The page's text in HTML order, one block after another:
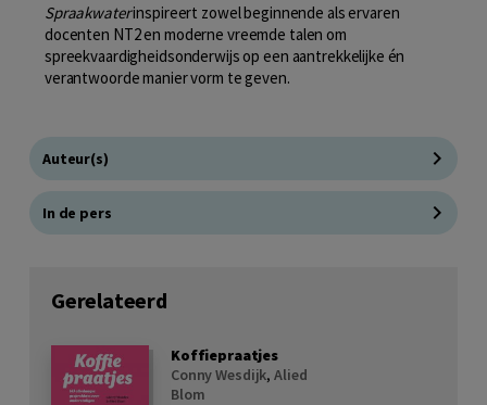
Spraakwaterinspireert zowel beginnende als ervaren
docenten NT2 en moderne vreemde talen om
spreekvaardigheidsonderwijs op een aantrekkelijke én
verantwoorde manier vorm te geven.
Auteur(s)
In de pers
Gerelateerd
Koffiepraatjes
Conny Wesdijk,Alied
Blom